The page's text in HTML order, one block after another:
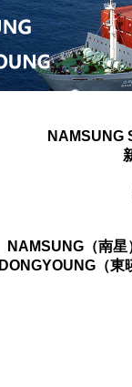
NAMSUNG
NAMSUNG（南
DONGYOUNG（東